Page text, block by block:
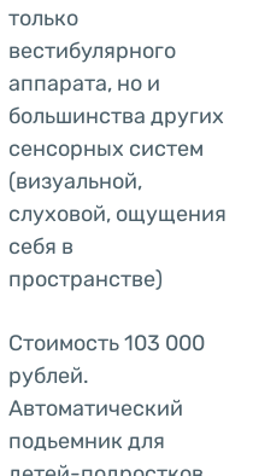
только
вестибулярного
аппарата, но и
большинства других
сенсорных систем
(визуальной,
слуховой, ощущения
себя в
пространстве)
Стоимость 103 000
рублей.
Автоматический
подьемник для